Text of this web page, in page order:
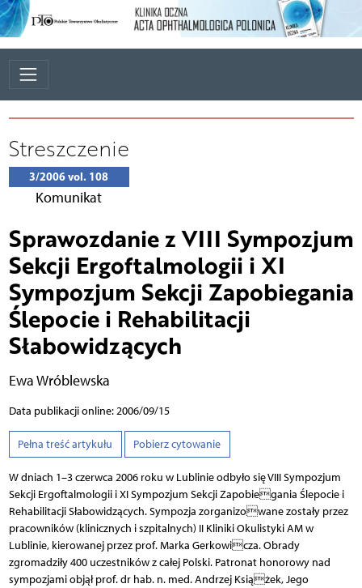
Streszczenie
3/2006 vol. 108
Komunikat
Sprawozdanie z VIII Sympozjum
Sekcji Ergoftalmologii i XI
Sympozjum Sekcji Zapobiegania
Ślepocie i Rehabilitacji
Słabowidzących
Ewa Wróblewska
Data publikacji online: 2006/09/15
Pełna treść artykułu Pobierz cytowanie
W dniach 1–3 czerwca 2006 roku w Lublinie odbyło się VIII Sympozjum
Sekcji Ergoftalmologii i XI Sympozjum Sekcji Zapobiegania Ślepocie i
Rehabilitacji Słabowidzących. Sympozja zorganizowane zostały przez
pracowników (klinicznych i szpitalnych) II Kliniki Okulistyki AM w
Lublinie, kierowanej przez prof. Marka Gerkowicza. Obrady
zgromadziły 400 uczestników z całej Polski. Patronat honorowy nad
sympozjami objął prof. dr hab. n. med. Andrzej Książek, Jego